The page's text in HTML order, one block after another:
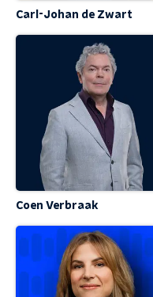
Carl-Johan de Zwart
Coen Verbraak